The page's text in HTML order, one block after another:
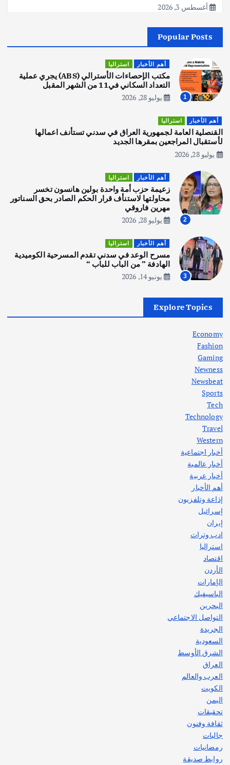
أغسطس 3, 2026
2
اصبح بطلاً لأستراليا بلعبة كمال الاجسام
يوليو 30, 2026
3
يوليو 30, 2026
4
المقبل
يوليو 28, 2026
أهم الأخبار ثقافة وفنون
انطلاق ورشة التمثيل في مدينة كلباء الاماراتية
أغسطس 5, 2026
في جذور المشكلة وحلولها المستدامة
أهم الأخبار
اختتام ورشة السينوغرافيا في مدينة كلباء الاماراتية
أغسطس 3, 2026
Popular Posts
1
أهم الأخبار استراليا
مكتب الإحصاءات الأسترالي (ABS) يجري عملية
التعداد السكاني في11 من الشهر المقبل
يوليو 28, 2026
أهم الأخبار استراليا
القنصلية العامة لجمهورية العراق في سدني تستأنف اعمالها
لأستقبال المراجعين بمقرها الجديد
يوليو 28, 2026
2
أهم الأخبار استراليا
زعيمة حزب أمة واحدة بولين هانسون تخسر
محاولتها لاستنأف قرار الحكم الصادر بحق السناتور
مهرين فاروقي
يوليو 28, 2026
3
أهم الأخبار استراليا
مسرح الوعد في سدني تقدم المسرحية الكوميدية
الهادفة ” من الباب للباب “
يونيو 14, 2026
Explore Topics
Economy
Fashion
Gaming
Newness
Newsbeat
Sports
Tech
Technology
Travel
Western
أخبار اجتماعية
أخبار عالمية
أخبار عربية
أهم الأخبار
إذاعة وتلفزيون
إسرائيل
إيران
ادب وتراث
استراليا
اقتصاد
الأردن
الإمارات
الباسيفيك
البحرين
التواصل الاجتماعي
الجريدة
السعودية
الشرق الأوسط
العراق
العرب والعالم
الكويت
اليمن
تحقيقات
ثقافة وفنون
جاليات
رمضانيات
روابط صديقة